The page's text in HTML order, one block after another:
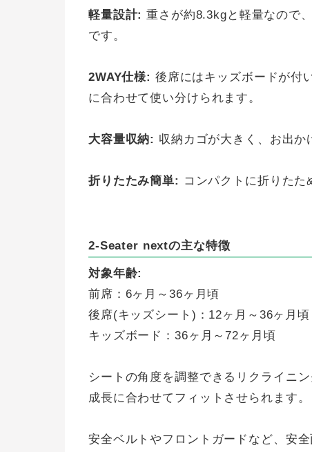
軽量設計: 重さが約8.3kgと軽量なので
です。
2WAY仕様: 後席にはキッズボードが付
に合わせて使い分けられます。
大容量収納: 収納カゴが大きく、お出か
折りたたみ簡単: コンパクトに折りたた
2-Seater nextの主な特徴
対象年齢:
前席：6ヶ月～36ヶ月頃
後席(キッズシート)：12ヶ月～36ヶ月頃
キッズボード：36ヶ月～72ヶ月頃
シートの角度を調整できるリクライニ
成長に合わせてフィットさせられます。
安全ベルトやフロントガードなど、安全